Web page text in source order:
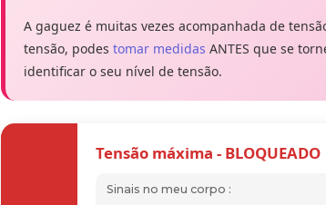
A gaguez é muitas vezes acompanhada de
tensão, podes tomar medidas ANTES que se
identificar o seu nível de tensão.
Tensão máxima - BLOQUEADO
Sinais no meu corpo :